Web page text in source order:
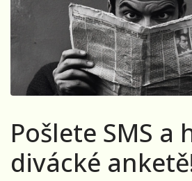
Pošlete SMS a
divácké